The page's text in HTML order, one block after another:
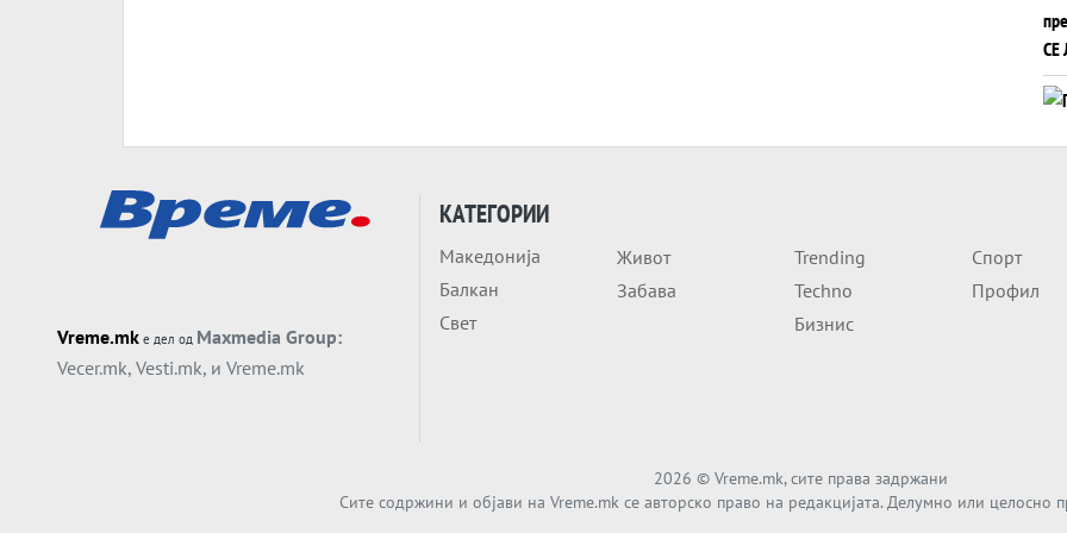
Vreme.mk е дел од Maxmedia Group:
Vecer.mk, Vesti.mk, и Vreme.mk
КАТЕГОРИИ
Македонија
Балкан
Свет
Живот
Забава
Trending
Techno
Бизнис
Спорт
Профил
2026 © Vreme.mk, сите права задржани
Сите содржини и објави на Vreme.mk се авторско право на редакцијата. Делумно или целосно